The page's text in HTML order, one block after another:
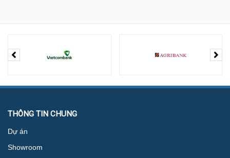
THÔNG TIN CHUNG
Dự án
Showroom